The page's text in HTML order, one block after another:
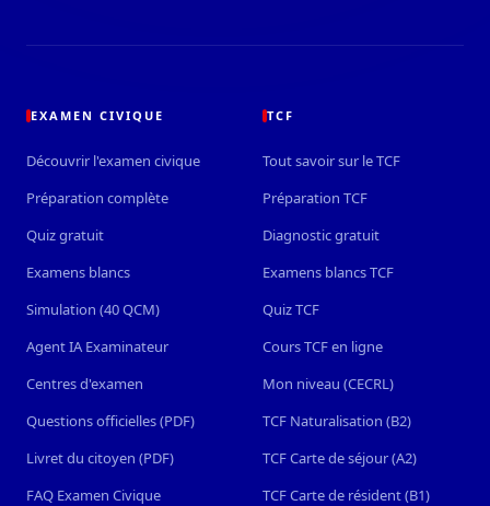
EXAMEN CIVIQUE
Découvrir l'examen civique
Préparation complète
Quiz gratuit
Examens blancs
Simulation (40 QCM)
Agent IA Examinateur
Centres d'examen
Questions officielles (PDF)
Livret du citoyen (PDF)
FAQ Examen Civique
TCF
Tout savoir sur le TCF
Préparation TCF
Diagnostic gratuit
Examens blancs TCF
Quiz TCF
Cours TCF en ligne
Mon niveau (CECRL)
TCF Naturalisation (B2)
TCF Carte de séjour (A2)
TCF Carte de résident (B1)